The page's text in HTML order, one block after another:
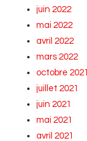
juin 2022
mai 2022
avril 2022
mars 2022
octobre 2021
juillet 2021
juin 2021
mai 2021
avril 2021